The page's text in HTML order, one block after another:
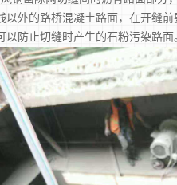
外的路桥混凝土路面，在开缝
防止切缝时产生的石粉污染路面